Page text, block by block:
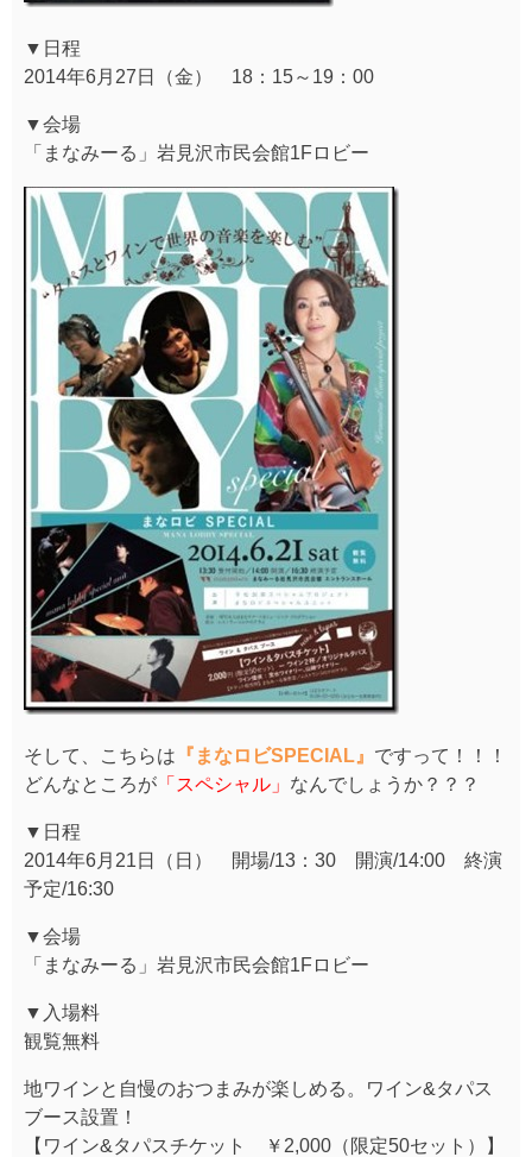
▼日程
2014年6月27日（金） 18：15～19：00
▼会場
「まなみーる」岩見沢市民会館1Fロビー
そして、こちらは 『まなロビSPECIAL』 ですって！！！
どんなところが 「スペシャル」 なんでしょうか？？？
▼日程
2014年6月21日（日） 開場/13：30 開演/14:00 終演
予定/16:30
▼会場
「まなみーる」岩見沢市民会館1Fロビー
▼入場料
観覧無料
地ワインと自慢のおつまみが楽しめる。ワイン&タパス
ブース設置！
【ワイン&タパスチケット ￥2,000（限定50セット）】